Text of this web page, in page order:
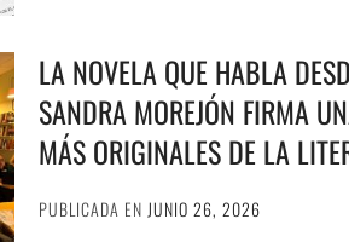
LA NOVELA QUE HABLA
SANDRA MOREJÓN FIRMA
MÁS ORIGINALES DE LA
PUBLICADA EN JUNIO 26, 2026